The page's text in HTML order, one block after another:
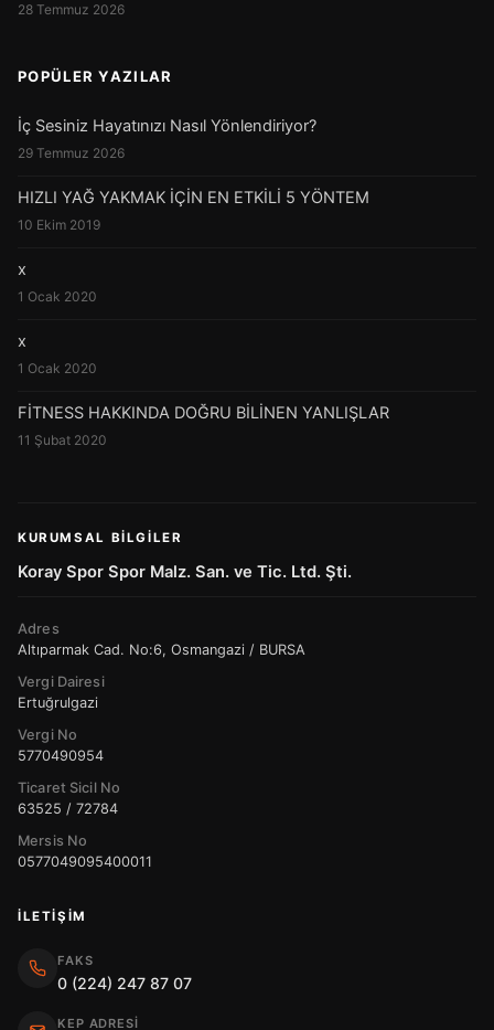
28 Temmuz 2026
POPÜLER YAZILAR
İç Sesiniz Hayatınızı Nasıl Yönlendiriyor?
29 Temmuz 2026
HIZLI YAĞ YAKMAK İÇİN EN ETKİLİ 5 YÖNTEM
10 Ekim 2019
x
1 Ocak 2020
x
1 Ocak 2020
FİTNESS HAKKINDA DOĞRU BİLİNEN YANLIŞLAR
11 Şubat 2020
KURUMSAL BILGILER
Koray Spor Spor Malz. San. ve Tic. Ltd. Şti.
Adres
Altıparmak Cad. No:6, Osmangazi / BURSA
Vergi Dairesi
Ertuğrulgazi
Vergi No
5770490954
Ticaret Sicil No
63525 / 72784
Mersis No
0577049095400011
İLETIŞIM
FAKS
0 (224) 247 87 07
KEP ADRESI